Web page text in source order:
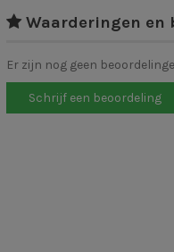
Waarderingen en
Er zijn nog geen
Schrijf een beoordeling